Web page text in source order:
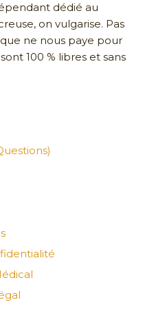
dédié au
on vulgarise. Pas
ne nous paye pour
100 % libres et sans